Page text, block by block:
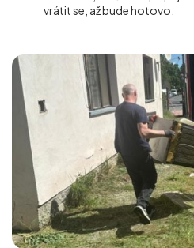
vrátit se, až bude hotovo.